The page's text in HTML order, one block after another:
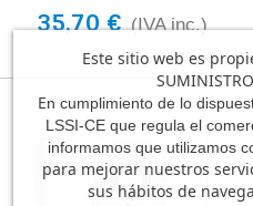
35,70 € (IVA inc.)
Este sitio web es
En cumplimiento de lo
LSSI-CE que regula el
informamos que utilizamos
para mejorar nuestros
sus hábitos de